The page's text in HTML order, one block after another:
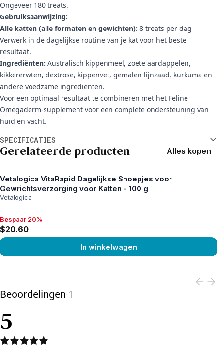
Ongeveer 180 treats.
Gebruiksaanwijzing:
Alle katten (alle formaten en gewichten): 8 treats per dag
Verwerk in de dagelijkse routine van je kat voor het beste
resultaat.
Ingrediënten: Australisch kippenmeel, zoete aardappelen,
kikkererwten, dextrose, kippenvet, gemalen lijnzaad, kurkuma en
andere voedzame ingrediënten.
Voor een optimaal resultaat te combineren met het Feline
Omegaderm-supplement voor een complete ondersteuning van
huid en vacht.
SPECIFICATIES
Gerelateerde producten Alles kopen
Vetalogica VitaRapid Dagelijkse Snoepjes voor
Gewrichtsverzorging voor Katten - 100 g
Vetalogica
Bespaar 20%, $20.60
Bespaar 20%
$20.60
In winkelwagen
Beoordelingen 1
5